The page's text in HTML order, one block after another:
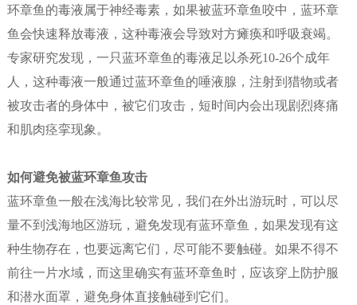
环章鱼的毒液属于神经毒素，如果被蓝环章鱼咬中，蓝环章
鱼会快速释放毒液，这种毒液会导致对方瘫痪和呼吸衰竭。
专家研究发现，一只蓝环章鱼的毒液足以杀死10-26个成年
人，这种毒液一般通过蓝环章鱼的唾液腺，注射到猎物或者
被攻击者的身体中，被它们攻击，短时间内会出现剧烈疼痛
和肌肉痉挛现象。
如何避免被蓝环章鱼攻击
蓝环章鱼一般在浅海比较常见，我们在外出游玩时，可以尽
量不到浅海地区游玩，避免发现有蓝环章鱼，如果发现有这
种生物存在，也要远离它们，尽可能不要触碰。如果不得不
前往一片水域，而这里确实有蓝环章鱼时，应该穿上防护服
和潜水面罩，避免身体直接触碰到它们。